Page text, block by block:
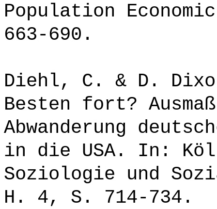
Population
663-690.
Diehl, C. & D.
Besten fort?
Abwanderung
in die USA. In:
Soziologie und
H. 4, S. 714-734.